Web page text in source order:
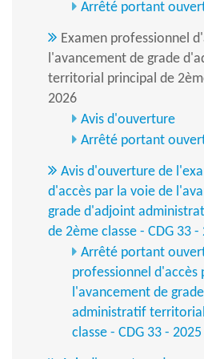
Arrêté portant
Examen professionnel
l'avancement de grade
territorial principal de
2026
Avis d'ouverture
Arrêté portant
Avis d'ouverture de
d'accès par la voie de
grade d'adjoint
de 2ème classe - CDG 33 -
Arrêté portant
professionnel d'accès
l'avancement de
administratif
classe - CDG 33 - 2025